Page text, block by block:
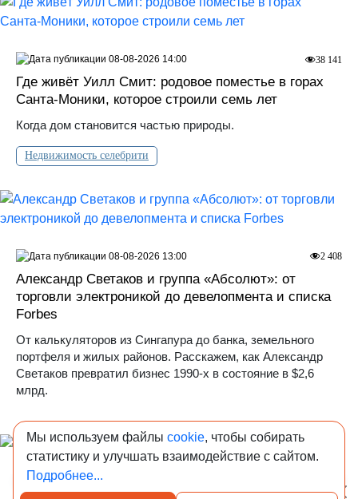
Где живёт Уилл Смит: родовое поместье в горах
Санта‑Моники, которое строили семь лет
Когда дом становится частью природы.
Недвижимость селебрити
38 141
08-08-2026 14:00
Александр Светаков и группа «Абсолют»: от
торговли электроникой до девелопмента и списка
Forbes
От калькуляторов из Сингапура до банка, земельного
портфеля и жилых районов. Расскажем, как Александр
Светаков превратил бизнес 1990-х в состояние в $2,6
млрд.
2 408
08-08-2026 13:00
Мы используем файлы cookie, чтобы собирать
статистику и улучшать взаимодействие с сайтом.
Подробнее...